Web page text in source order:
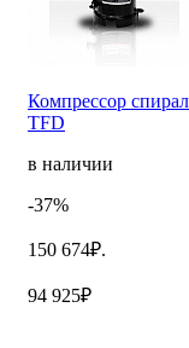
Компрессор
TFD
в наличии
-37%
150 674₽.
94 925₽